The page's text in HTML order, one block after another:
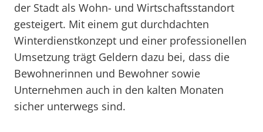
der Stadt als Wohn- und Wirtschaftsstandort
gesteigert. Mit einem gut durchdachten
Winterdienstkonzept und einer professionellen
Umsetzung trägt Geldern dazu bei, dass die
Bewohnerinnen und Bewohner sowie
Unternehmen auch in den kalten Monaten
sicher unterwegs sind.